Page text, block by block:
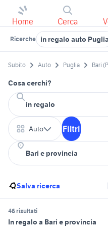
Home Cerca
Ricerche in regalo auto Puglia
Subito Auto Puglia Bari
Cosa cerchi?
Auto Filtri
Salva ricerca
46 risultati
In regalo a Bari e provincia